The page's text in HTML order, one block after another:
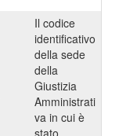
Il codice
identificativo
della sede
della
Giustizia
Amministrati
va in cui è
stato